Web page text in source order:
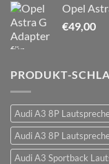
Opel
€49,00
PRODUKT-
Audi A3 8P
Audi A3 8P
Audi A3 Sportback